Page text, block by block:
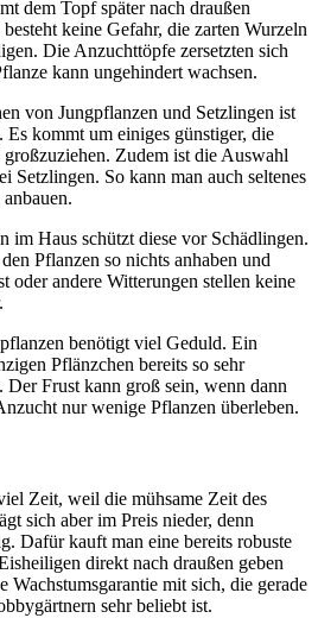
dem Topf später nach draußen
keine Gefahr, die zarten Wurzeln
Die Anzuchttöpfe zersetzten sich
kann ungehindert wachsen.
von Jungpflanzen und Setzlingen ist
kommt um einiges günstiger, die
großzuziehen. Zudem ist die Auswahl
Setzlingen. So kann man auch seltenes
im Haus schützt diese vor Schädlingen.
Pflanzen so nichts anhaben und
oder andere Witterungen stellen keine
benötigt viel Geduld. Ein
Pflänzchen bereits so sehr
Der Frust kann groß sein, wenn dann
nur wenige Pflanzen überleben.
Zeit, weil die mühsame Zeit des
sich aber im Preis nieder, denn
Dafür kauft man eine bereits robuste
direkt nach draußen geben
Wachstumsgarantie mit sich, die gerade
sehr beliebt ist.